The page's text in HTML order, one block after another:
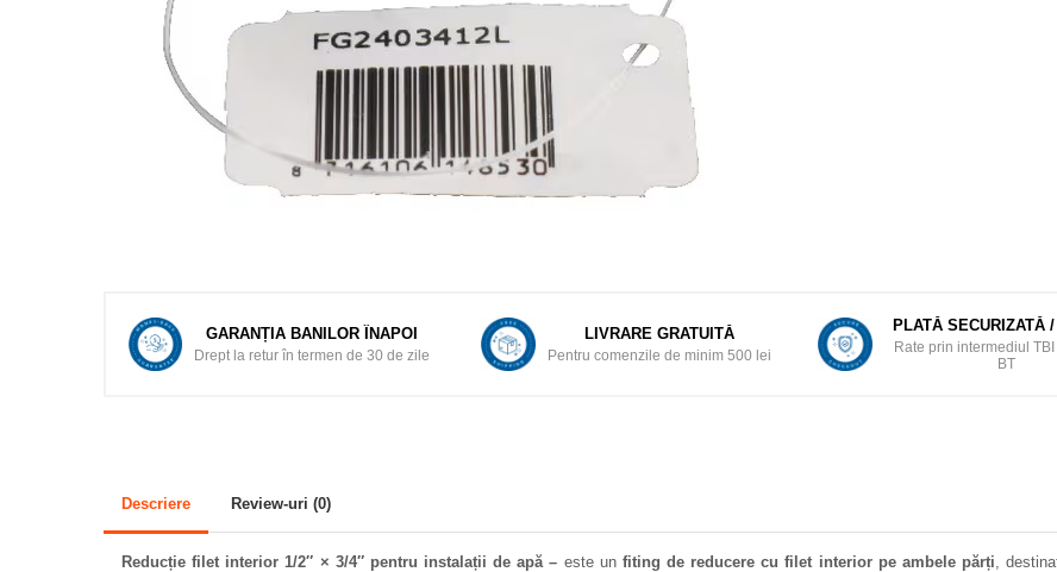
Ingrijire in general
Echipamente boxe
Ingrijire in general
GARANȚIA BANILOR ÎNAPOI
Drept la retur în termen de 30 de zile
LIVRARE GRATUITĂ
Pentru comenzile de minim 500 lei
PLATĂ SECURIZATĂ
Rate prin intermediul
BT
Descriere Review-uri (0)
Reducție filet interior 1/2″ × 3/4″ pentru instalații de apă – este un fiting de reducere cu filet interior pe ambele părți,